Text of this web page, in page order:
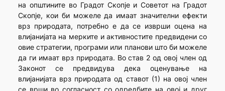
на општините во Градот Скопје и Cоветот на Градот
Скопје, кои би можеле да имаат значителни ефекти
врз природата, потребно е да се изврши оцена на
влијанијата на мерките и активностите предвидени со
овие стратегии, програми или планови што би можеле
да ги имаат врз природата. Во став 2 од овој член од
Законот се предвидува дека оценување на
влијанијата врз природата од ставот (1) на овој член